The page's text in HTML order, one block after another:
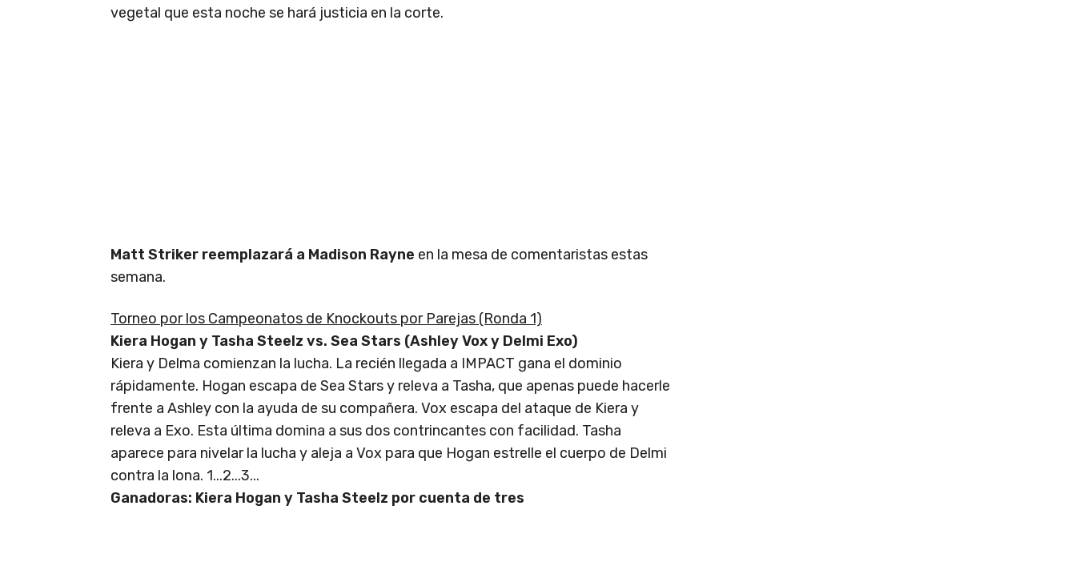
vegetal que esta noche se hará justicia en la corte.
Matt Striker reemplazará a Madison Rayne en la mesa de comentaristas estas
semana.
Torneo por los Campeonatos de Knockouts por Parejas (Ronda 1)
Kiera Hogan y Tasha Steelz vs. Sea Stars (Ashley Vox y Delmi Exo)
Kiera y Delma comienzan la lucha. La recién llegada a IMPACT gana el dominio
rápidamente. Hogan escapa de Sea Stars y releva a Tasha, que apenas puede hacerle
frente a Ashley con la ayuda de su compañera. Vox escapa del ataque de Kiera y
releva a Exo. Esta última domina a sus dos contrincantes con facilidad. Tasha
aparece para nivelar la lucha y aleja a Vox para que Hogan estrelle el cuerpo de Delmi
contra la lona. 1...2...3...
Ganadoras: Kiera Hogan y Tasha Steelz por cuenta de tres